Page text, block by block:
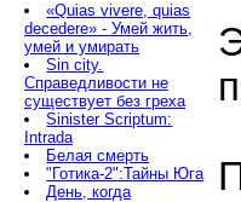
«Quias vivere, quias
decedere» - Умей жить,
умей и умирать
Sin city.
Справедливости не
существует без греха
Sinister Scriptum:
Intrada
Белая смерть
"Готика-2":Тайны Юга
День, когда